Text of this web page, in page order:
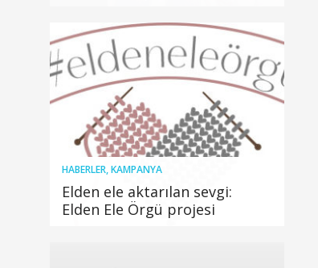
HABERLER,KAMPANYA
Elden ele aktarılan sevgi:
Elden Ele Örgü projesi